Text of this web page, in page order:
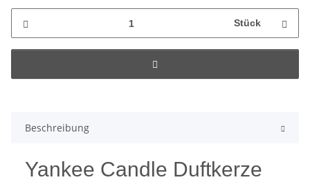
Stück
Beschreibung
Yankee Candle Duftkerze